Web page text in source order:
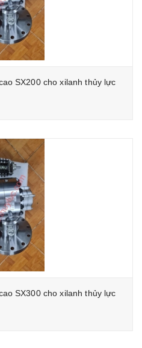
SX200 cho xilanh thủy lực
SX300 cho xilanh thủy lực